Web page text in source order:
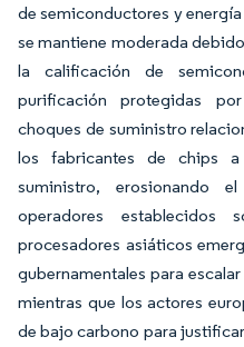
de semiconductores y
se mantiene moderada
la calificación de
purificación protegidas
choques de suministro
los fabricantes de chips
suministro, erosionando
operadores
procesadores asiáticos
gubernamentales para
mientras que los actores
de bajo carbono para